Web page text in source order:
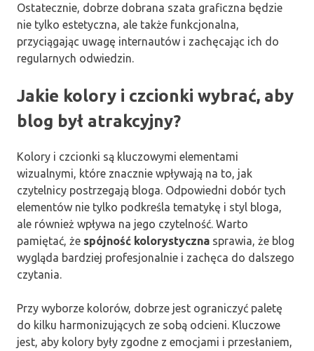
Ostatecznie, dobrze dobrana szata graficzna będzie
nie tylko estetyczna, ale także funkcjonalna,
przyciągając uwagę internautów i zachęcając ich do
regularnych odwiedzin.
Jakie kolory i czcionki wybrać, aby
blog był atrakcyjny?
Kolory i czcionki są kluczowymi elementami
wizualnymi, które znacznie wpływają na to, jak
czytelnicy postrzegają bloga. Odpowiedni dobór tych
elementów nie tylko podkreśla tematykę i styl bloga,
ale również wpływa na jego czytelność. Warto
pamiętać, że spójność kolorystyczna sprawia, że blog
wygląda bardziej profesjonalnie i zachęca do dalszego
czytania.
Przy wyborze kolorów, dobrze jest ograniczyć paletę
do kilku harmonizujących ze sobą odcieni. Kluczowe
jest, aby kolory były zgodne z emocjami i przesłaniem,